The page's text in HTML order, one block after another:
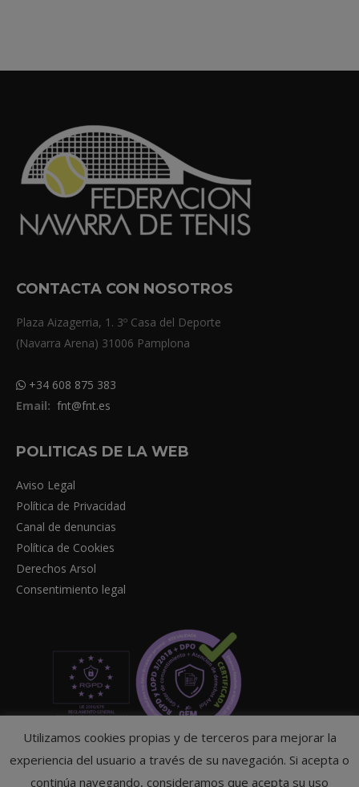
CONTACTA CON NOSOTROS
Plaza Aizagerria, 1. 3º Casa del Deporte
(Navarra Arena) 31006 Pamplona
+34 608 875 383
Email: fnt@fnt.es
POLITICAS DE LA WEB
Aviso Legal
Política de Privacidad
Canal de denuncias
Política de Cookies
Derechos Arsol
Consentimiento legal
Utilizamos cookies propias y de terceros para mejorar la
experiencia del usuario a través de su navegación. Si acepta o
continúa navegando, consideramos que acepta su uso